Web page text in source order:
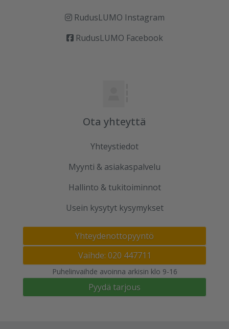
RudusLUMO Instagram
RudusLUMO Facebook
Ota yhteyttä
Yhteystiedot
Myynti & asiakaspalvelu
Hallinto & tukitoiminnot
Usein kysytyt kysymykset
Yhteydenottopyyntö
Vaihde: 020 447711
Puhelinvaihde avoinna arkisin klo 9-16
Pyydä tarjous